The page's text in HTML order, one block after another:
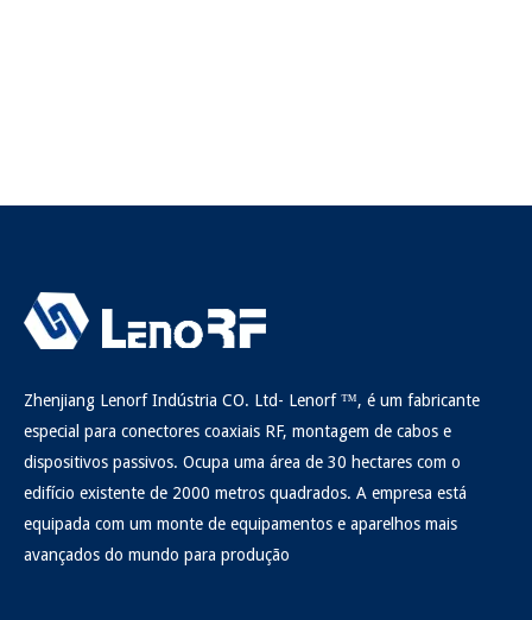
Zhenjiang Lenorf Indústria CO. Ltd- Lenorf ™, é um fabricante
especial para conectores coaxiais RF, montagem de cabos e
dispositivos passivos. Ocupa uma área de 30 hectares com o
edifício existente de 2000 metros quadrados. A empresa está
equipada com um monte de equipamentos e aparelhos mais
avançados do mundo para produção